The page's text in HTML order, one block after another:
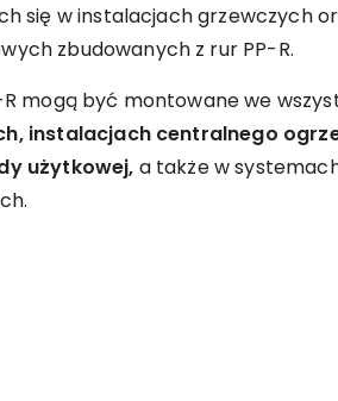
się w instalacjach grzewczych
zbudowanych z rur PP-R.
R mogą być montowane we
instalacjach centralnego
użytkowej, a także w